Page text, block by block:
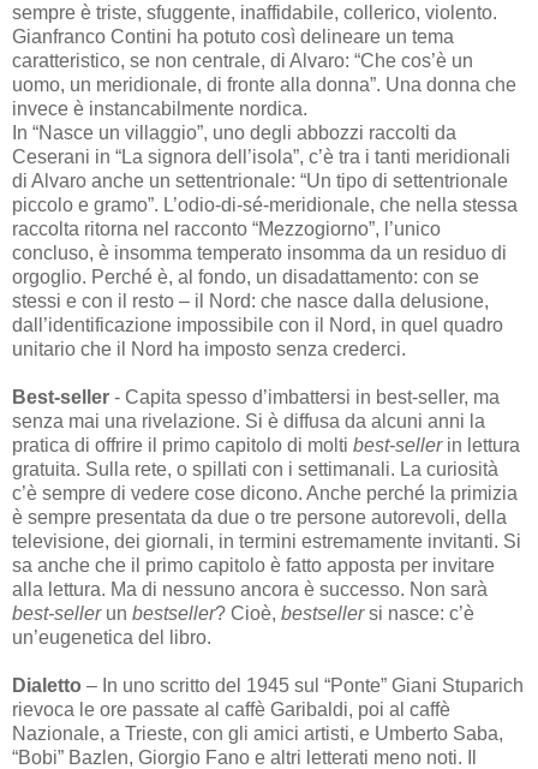
sempre è triste, sfuggente, inaffidabile, collerico, violento.
Gianfranco Contini ha potuto così delineare un tema
caratteristico, se non centrale, di Alvaro: “Che cos’è un
uomo, un meridionale, di fronte alla donna”. Una donna che
invece è instancabilmente nordica.
In “Nasce un villaggio”, uno degli abbozzi raccolti da
Ceserani in “La signora dell’isola”, c’è tra i tanti meridionali
di Alvaro anche un settentrionale: “Un tipo di settentrionale
piccolo e gramo”. L’odio-di-sé-meridionale, che nella stessa
raccolta ritorna nel racconto “Mezzogiorno”, l’unico
concluso, è insomma temperato insomma da un residuo di
orgoglio. Perché è, al fondo, un disadattamento: con se
stessi e con il resto – il Nord: che nasce dalla delusione,
dall’identificazione impossibile con il Nord, in quel quadro
unitario che il Nord ha imposto senza crederci.
Best-seller - Capita spesso d’imbattersi in best-seller, ma
senza mai una rivelazione. Si è diffusa da alcuni anni la
pratica di offrire il primo capitolo di molti best-seller in lettura
gratuita. Sulla rete, o spillati con i settimanali. La curiosità
c’è sempre di vedere cose dicono. Anche perché la primizia
è sempre presentata da due o tre persone autorevoli, della
televisione, dei giornali, in termini estremamente invitanti. Si
sa anche che il primo capitolo è fatto apposta per invitare
alla lettura. Ma di nessuno ancora è successo. Non sarà
best-seller un bestseller? Cioè, bestsellersi nasce: c’è
un’eugenetica del libro.
Dialetto – In uno scritto del 1945 sul “Ponte” Giani Stuparich
rievoca le ore passate al caffè Garibaldi, poi al caffè
Nazionale, a Trieste, con gli amici artisti, e Umberto Saba,
“Bobi” Bazlen, Giorgio Fano e altri letterati meno noti. Il